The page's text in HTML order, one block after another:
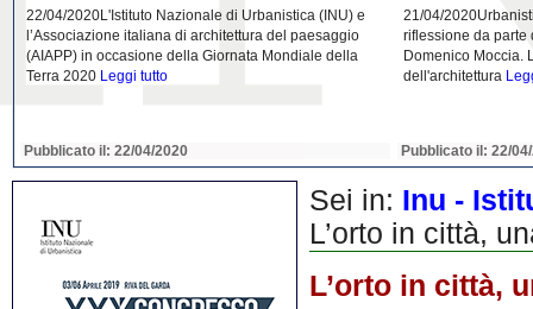
22/04/2020L'Istituto Nazionale di Urbanistica (INU) e
l’Associazione italiana di architettura del paesaggio
(AIAPP) in occasione della Giornata Mondiale della
Terra 2020 Leggi tutto
Pubblicato il: 22/04/2020
21/04/
riflessione da parte
Domenico Moccia.
dell'architettura
Pubblicato il: 22/
Sei in: Inu -
L’orto in città,
L’orto in città,